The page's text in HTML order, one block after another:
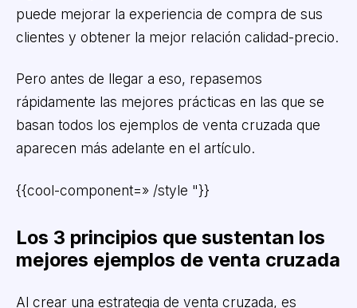
puede mejorar la experiencia de compra de sus
clientes y obtener la mejor relación calidad-precio.
Pero antes de llegar a eso, repasemos
rápidamente las mejores prácticas en las que se
basan todos los ejemplos de venta cruzada que
aparecen más adelante en el artículo.
{{cool-component=» /style "}}
Los 3 principios que sustentan los
mejores ejemplos de venta cruzada
Al crear una estrategia de venta cruzada, es